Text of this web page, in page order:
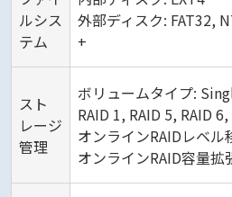
ルシス
テム
外部ディスク: FAT32,
+
スト
レージ
管理
ボリュームタイプ:
RAID 1, RAID 5, RAID
オンラインRAIDレベル
オンラインRAID容量拡